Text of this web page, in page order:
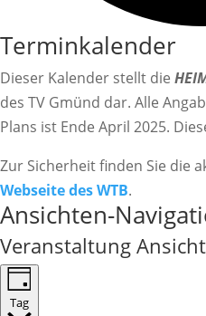
Terminkalender
Dieser Kalender stellt die
des TV Gmünd dar. Alle
Plans ist Ende April 2025.
Zur Sicherheit finden Sie die
Webseite des WTB.
Veranstaltungen
für
30.Mai
2026
Ansichten-
Veranstaltung
Tag